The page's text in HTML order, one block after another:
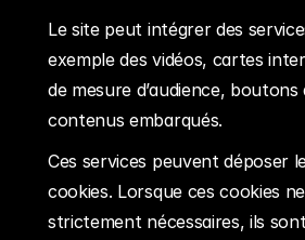
Le site peut intégrer des
exemple des vidéos, cartes
de mesure d’audience,
contenus embarqués.
Ces services peuvent déposer
cookies. Lorsque ces cookies
strictement nécessaires, ils